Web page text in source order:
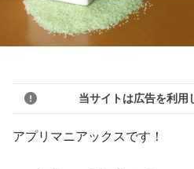
当サイトは広告を利用
アプリマニアックスです！